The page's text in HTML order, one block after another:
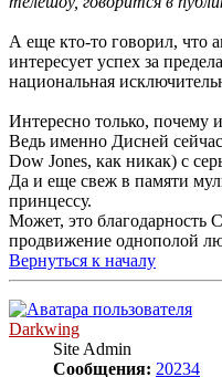
А еще кто-то говорил, что
интересует успех за
национальная
Интересно только, почему
Ведь именно Дисней
Dow Jones, как никак) с
Да и еще свеж в памяти
принцессу.
Может, это благодарность
продвижение однополой
Вернуться к началу
Darkwing
Site Admin
Сообщения: 20234